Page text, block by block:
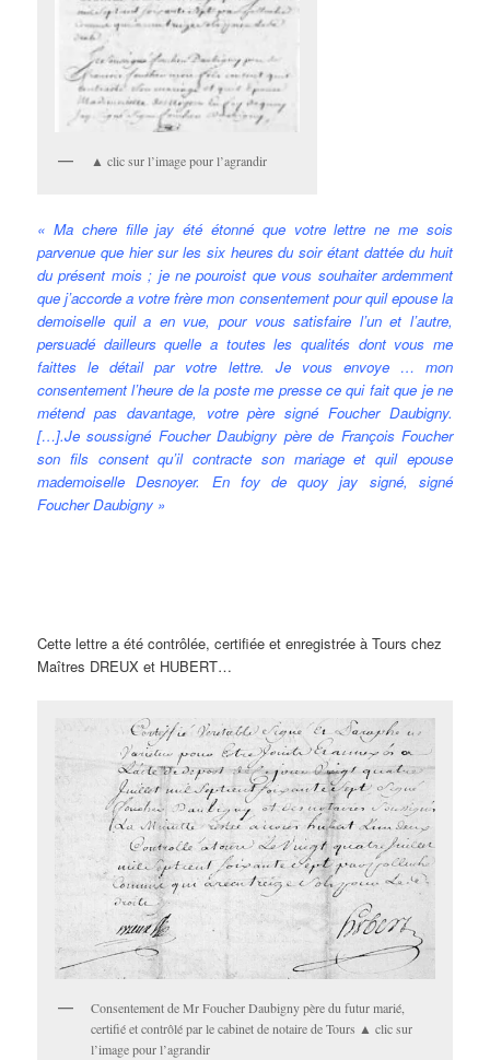
▲ clic sur l’image pour l’agrandir
« Ma chere fille jay été étonné que votre lettre ne me sois
parvenue que hier sur les six heures du soir étant dattée du huit
du présent mois ; je ne pouroist que vous souhaiter ardemment
que j’accorde a votre frère mon consentement pour quil epouse la
demoiselle quil a en vue, pour vous satisfaire l’un et l’autre,
persuadé dailleurs quelle a toutes les qualités dont vous me
faittes le détail par votre lettre. Je vous envoye … mon
consentement l’heure de la poste me presse ce qui fait que je ne
métend pas davantage, votre père signé Foucher Daubigny.
[…].Je soussigné Foucher Daubigny père de François Foucher
son fils consent qu’il contracte son mariage et quil epouse
mademoiselle Desnoyer. En foy de quoy jay signé, signé
Foucher Daubigny »
Cette lettre a été contrôlée, certifiée et enregistrée à Tours chez
Maîtres DREUX et HUBERT…
Consentement de Mr Foucher Daubigny père du futur marié,
certifié et contrôlé par le cabinet de notaire de Tours ▲ clic sur
l’image pour l’agrandir